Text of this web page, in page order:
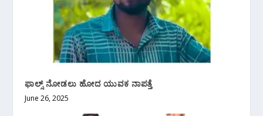
ಫಾಲ್ಸ್ ನೋಡಲು ಹೋದ ಯುವಕ ನಾಪತ್ತೆ
June 26, 2025